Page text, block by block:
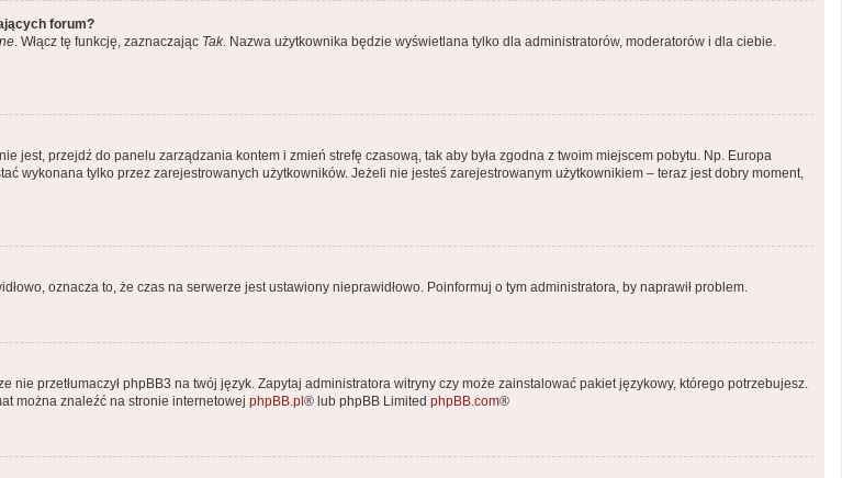
forum?
. Włącz tę funkcję, zaznaczając Tak. Nazwa użytkownika będzie wyświetlana tylko dla administratorów, moderatorów i dla ciebie.
jest, przejdź do panelu zarządzania kontem i zmień strefę czasową, tak aby była zgodna z twoim miejscem pobytu. Np. Europa
wykonana tylko przez zarejestrowanych użytkowników. Jeżeli nie jesteś zarejestrowanym użytkownikiem – teraz jest dobry moment,
oznacza to, że czas na serwerze jest ustawiony nieprawidłowo. Poinformuj o tym administratora, by naprawił problem.
przetłumaczył phpBB3 na twój język. Zapytaj administratora witryny czy może zainstalować pakiet językowy, którego potrzebujesz.
można znaleźć na stronie internetowej phpBB.pl ® lub phpBB Limited phpBB.com®